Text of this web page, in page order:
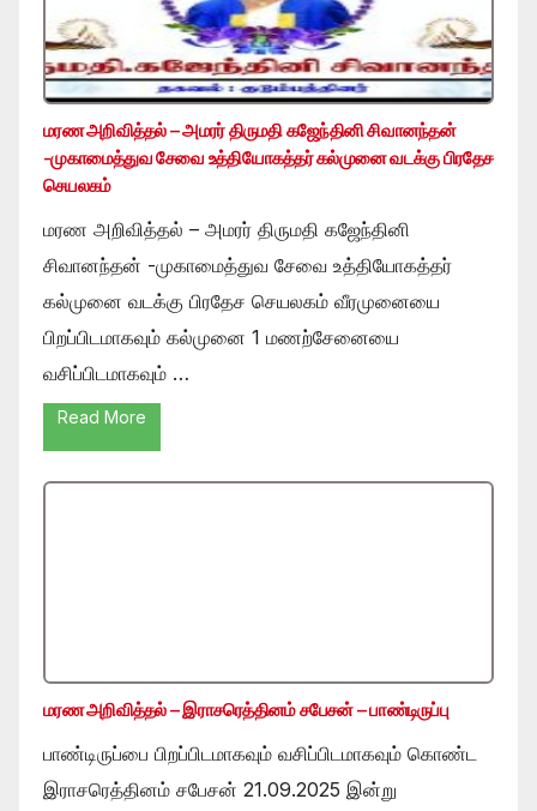
மரண அறிவித்தல் – அமரர் திருமதி கஜேந்தினி சிவானந்தன்
-முகாமைத்துவ சேவை உத்தியோகத்தர் கல்முனை வடக்கு பிரதேச
செயலகம்
மரண அறிவித்தல் – அமரர் திருமதி கஜேந்தினி
சிவானந்தன் -முகாமைத்துவ சேவை உத்தியோகத்தர்
கல்முனை வடக்கு பிரதேச செயலகம் வீரமுனையை
பிறப்பிடமாகவும் கல்முனை 1 மணற்சேனையை
வசிப்பிடமாகவும் …
Read More
மரண அறிவித்தல் – இராசரெத்தினம் சபேசன் – பாண்டிருப்பு
பாண்டிருப்பை பிறப்பிடமாகவும் வசிப்பிடமாகவும் கொண்ட
இராசரெத்தினம் சபேசன் 21.09.2025 இன்று